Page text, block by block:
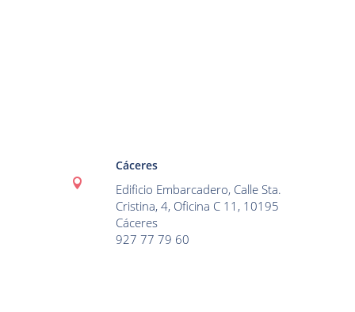

Cáceres
Edificio Embarcadero, Calle Sta.
Cristina, 4, Oficina C 11, 10195
Cáceres
927 77 79 60